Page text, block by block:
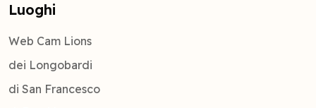
Luoghi
Web Cam Lions
dei Longobardi
di San Francesco